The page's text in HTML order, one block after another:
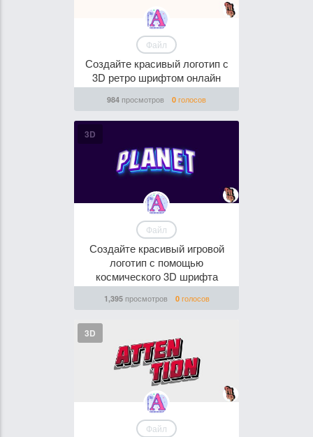
Файл
Создайте красивый логотип с
3D ретро шрифтом онлайн
984 просмотров 0 голосов
3D
Файл
Создайте красивый игровой
логотип с помощью
космического 3D шрифта
1,395просмотров 0голосов
3D
Файл